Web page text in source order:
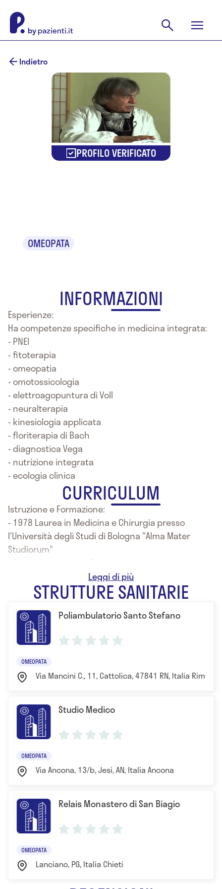
Indietro
PROFILO VERIFICATO
OMEOPATA
INFORMAZIONI
Esperienze:
Ha competenze specifiche in medicina integrata:
- PNEI
- fitoterapia
- omeopatia
- omotossicologia
- elettroagopuntura di Voll
- neuralterapia
- kinesiologia applicata
- floriterapia di Bach
- diagnostica Vega
- nutrizione integrata
- ecologia clinica
CURRICULUM
Istruzione e Formazione:
- 1978 Laurea in Medicina e Chirurgia presso
l'Università degli Studi di Bologna "Alma Mater
Studiorum"
- Specializzazione in Omeopatia
STRUTTURE SANITARIE
Poliambulatorio Santo Stefano
OMEOPATA
Via Mancini C., 11, Cattolica, 47841 RN, Italia Rimini
Studio Medico
OMEOPATA
Via Ancona, 13/b, Jesi, AN, Italia Ancona
Relais Monastero di San Biagio
OMEOPATA
Lanciano, PG, Italia Chieti